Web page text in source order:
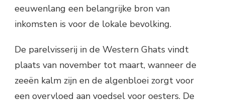
eeuwenlang een belangrijke bron van
inkomsten is voor de lokale bevolking.
De parelvisserij in de Western Ghats vindt
plaats van november tot maart, wanneer de
zeeën kalm zijn en de algenbloei zorgt voor
een overvloed aan voedsel voor oesters. De